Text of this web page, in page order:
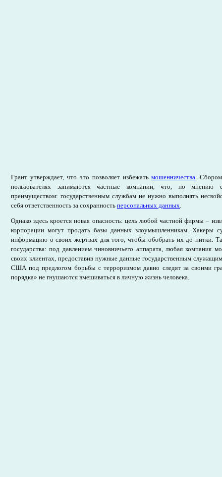
Грант утверждает, что это позволяет избежатьмошенничества.
пользователях занимаются частные компании, что, по мнению
преимуществом: государственным службам не нужно выполнять
себя ответственность за сохранность персональных данных.
Однако здесь кроется новая опасность: цель любой частной фирмы –
корпорации могут продать базы данных злоумышленникам. Хакеры
информацию о своих жертвах для того, чтобы обобрать их до нитки.
государства: под давлением чиновничьего аппарата, любая компания
своих клиентах, предоставив нужные данные государственным
США под предлогом борьбы с терроризмом давно следят за своими
порядка» не гнушаются вмешиваться в личную жизнь человека.